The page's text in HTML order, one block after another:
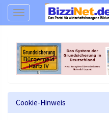
Navigation
Cookie-Hinweis